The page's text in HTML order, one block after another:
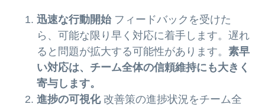
迅速な行動開始フィードバックを受けた
ら、可能な限り早く対応に着手します。遅れ
ると問題が拡大する可能性があります。素早
い対応は、チーム全体の信頼維持にも大きく
寄与します。
進捗の可視化改善策の進捗状況をチーム全